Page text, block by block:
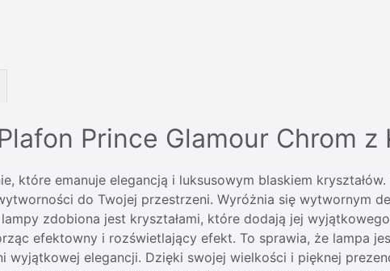
Prince Glamour Chrom z
które emanuje elegancją i luksusowym blaskiem
do Twojej przestrzeni. Wyróżnia się wytwornym
zdobiona jest kryształami, które dodają jej
efektowny i rozświetlający efekt. To sprawia, że lampa
elegancji. Dzięki swojej wielkości i pięknej